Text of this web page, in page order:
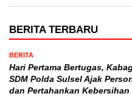
BERITA TERBARU
BERITA
Hari Pertama Bertugas,
SDM Polda Sulsel Ajak
dan Pertahankan Kebersihan